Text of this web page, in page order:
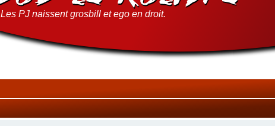
Les PJ naissent grosbill et ego en droit.